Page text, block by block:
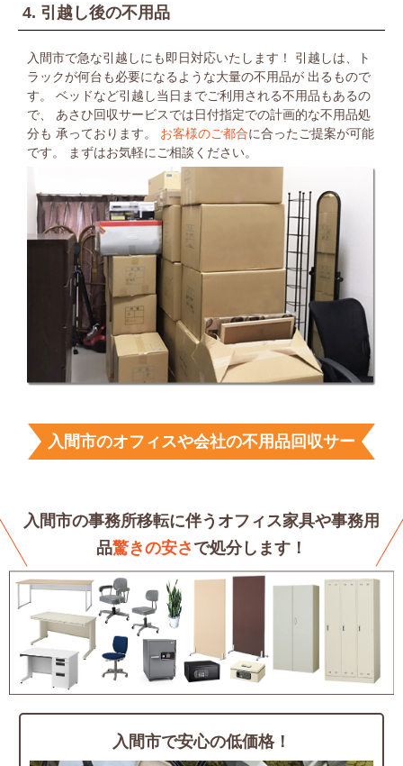
4. 引越し後の不用品
入間市で急な引越しにも即日対応いたします！
引越しは、ト
ラックが何台も必要になるような大量の不用品が 出るもので
す。
ベッドなど引越し当日までご利用される不用品もあるの
で、
あさひ回収サービスでは日付指定での計画的な不用品処
分も 承っております。 お客様のご都合に合ったご提案が可能
です。
まずはお気軽にご相談ください。
入間市のオフィスや会社の不用品回収サー
入間市の事務所移転に伴うオフィス家具や事務用
品驚きの安さ で処分します！
入間市で安心の低価格！